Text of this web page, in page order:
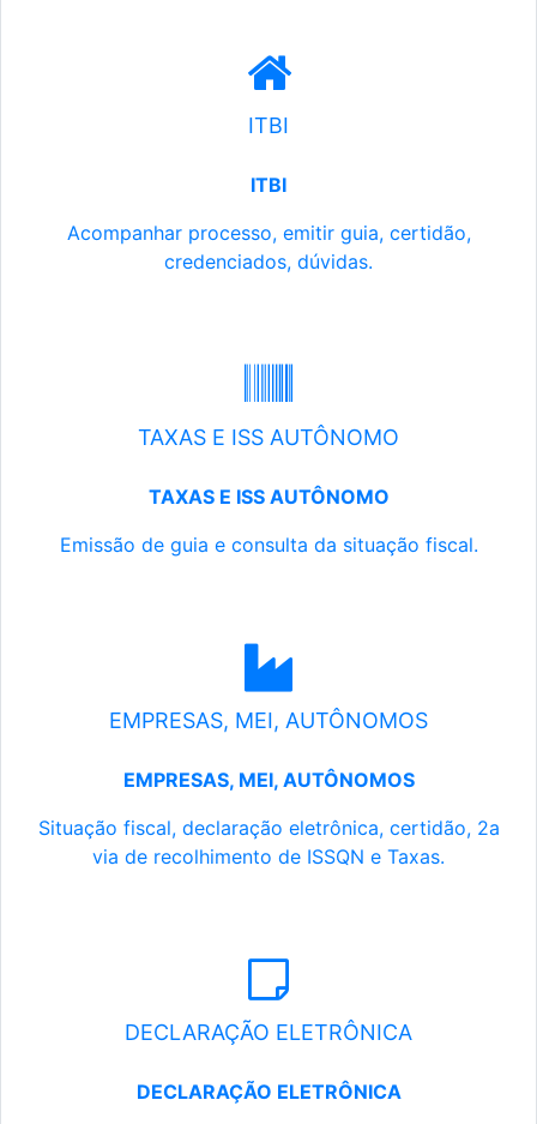
ITBI
ITBI
Acompanhar processo, emitir guia, certidão,
credenciados, dúvidas.
TAXAS E ISS AUTÔNOMO
TAXAS E ISS AUTÔNOMO
Emissão de guia e consulta da situação fiscal.
EMPRESAS, MEI, AUTÔNOMOS
EMPRESAS, MEI, AUTÔNOMOS
Situação fiscal, declaração eletrônica, certidão, 2a
via de recolhimento de ISSQN e Taxas.
DECLARAÇÃO ELETRÔNICA
DECLARAÇÃO ELETRÔNICA